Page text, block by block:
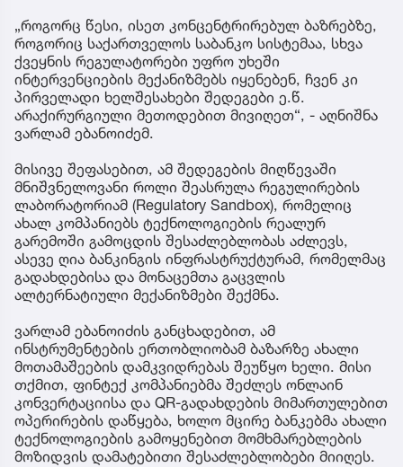
„როგორც წესი, ისეთ კონცენტრირებულ ბაზრებზე,
როგორიც საქართველოს საბანკო სისტემაა, სხვა
ქვეყნის რეგულატორები უფრო უხეში
ინტერვენციების მექანიზმებს იყენებენ, ჩვენ კი
პირველადი ხელშესახები შედეგები ე.წ.
არაქირურგიული მეთოდებით მივიღეთ“, - აღნიშნა
ვარლამ ებანოიძემ.
მისივე შეფასებით, ამ შედეგების მიღწევაში
მნიშვნელოვანი როლი შეასრულა რეგულირების
ლაბორატორიამ (Regulatory Sandbox), რომელიც
ახალ კომპანიებს ტექნოლოგიების რეალურ
გარემოში გამოცდის შესაძლებლობას აძლევს,
ასევე ღია ბანკინგის ინფრასტრუქტურამ, რომელმაც
გადახდებისა და მონაცემთა გაცვლის
ალტერნატიული მექანიზმები შექმნა.
ვარლამ ებანოიძის განცხადებით, ამ
ინსტრუმენტების ერთობლიობამ ბაზარზე ახალი
მოთამაშეების დამკვიდრებას შეუწყო ხელი. მისი
თქმით, ფინტექ კომპანიებმა შეძლეს ონლაინ
კონვერტაციისა და QR-გადახდების მიმართულებით
ოპერირების დაწყება, ხოლო მცირე ბანკებმა ახალი
ტექნოლოგიების გამოყენებით მომხმარებლების
მოზიდვის დამატებითი შესაძლებლობები მიიღეს.